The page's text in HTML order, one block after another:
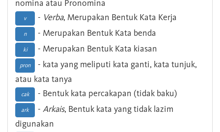
nomina atau Pronomina
v - Verba, Merupakan Bentuk Kata Kerja
n - Merupakan Bentuk Kata benda
ki - Merupakan Bentuk Kata kiasan
pron
- kata yang meliputi kata ganti, kata tunjuk,
atau kata tanya
cak - Bentuk kata percakapan (tidak baku)
ark - Arkais, Bentuk kata yang tidak lazim
digunakan